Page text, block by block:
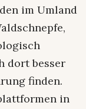
im Umland
dort besser
finden.
in